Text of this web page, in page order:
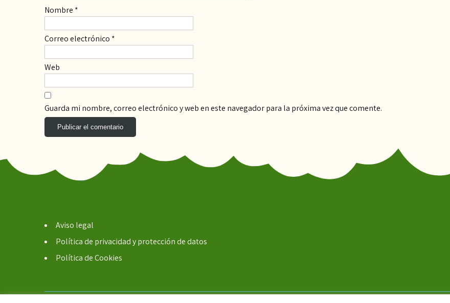
Nombre *
Correo electrónico *
Web
Guarda mi nombre, correo electrónico y web en este navegador para la próxima vez que comente.
Aviso legal
Política de privacidad y protección de datos
Política de Cookies